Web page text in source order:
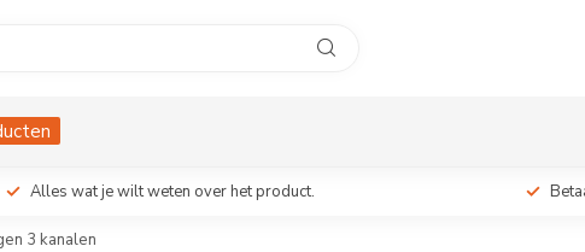
Alles wat je wilt weten over het product.
3 kanalen